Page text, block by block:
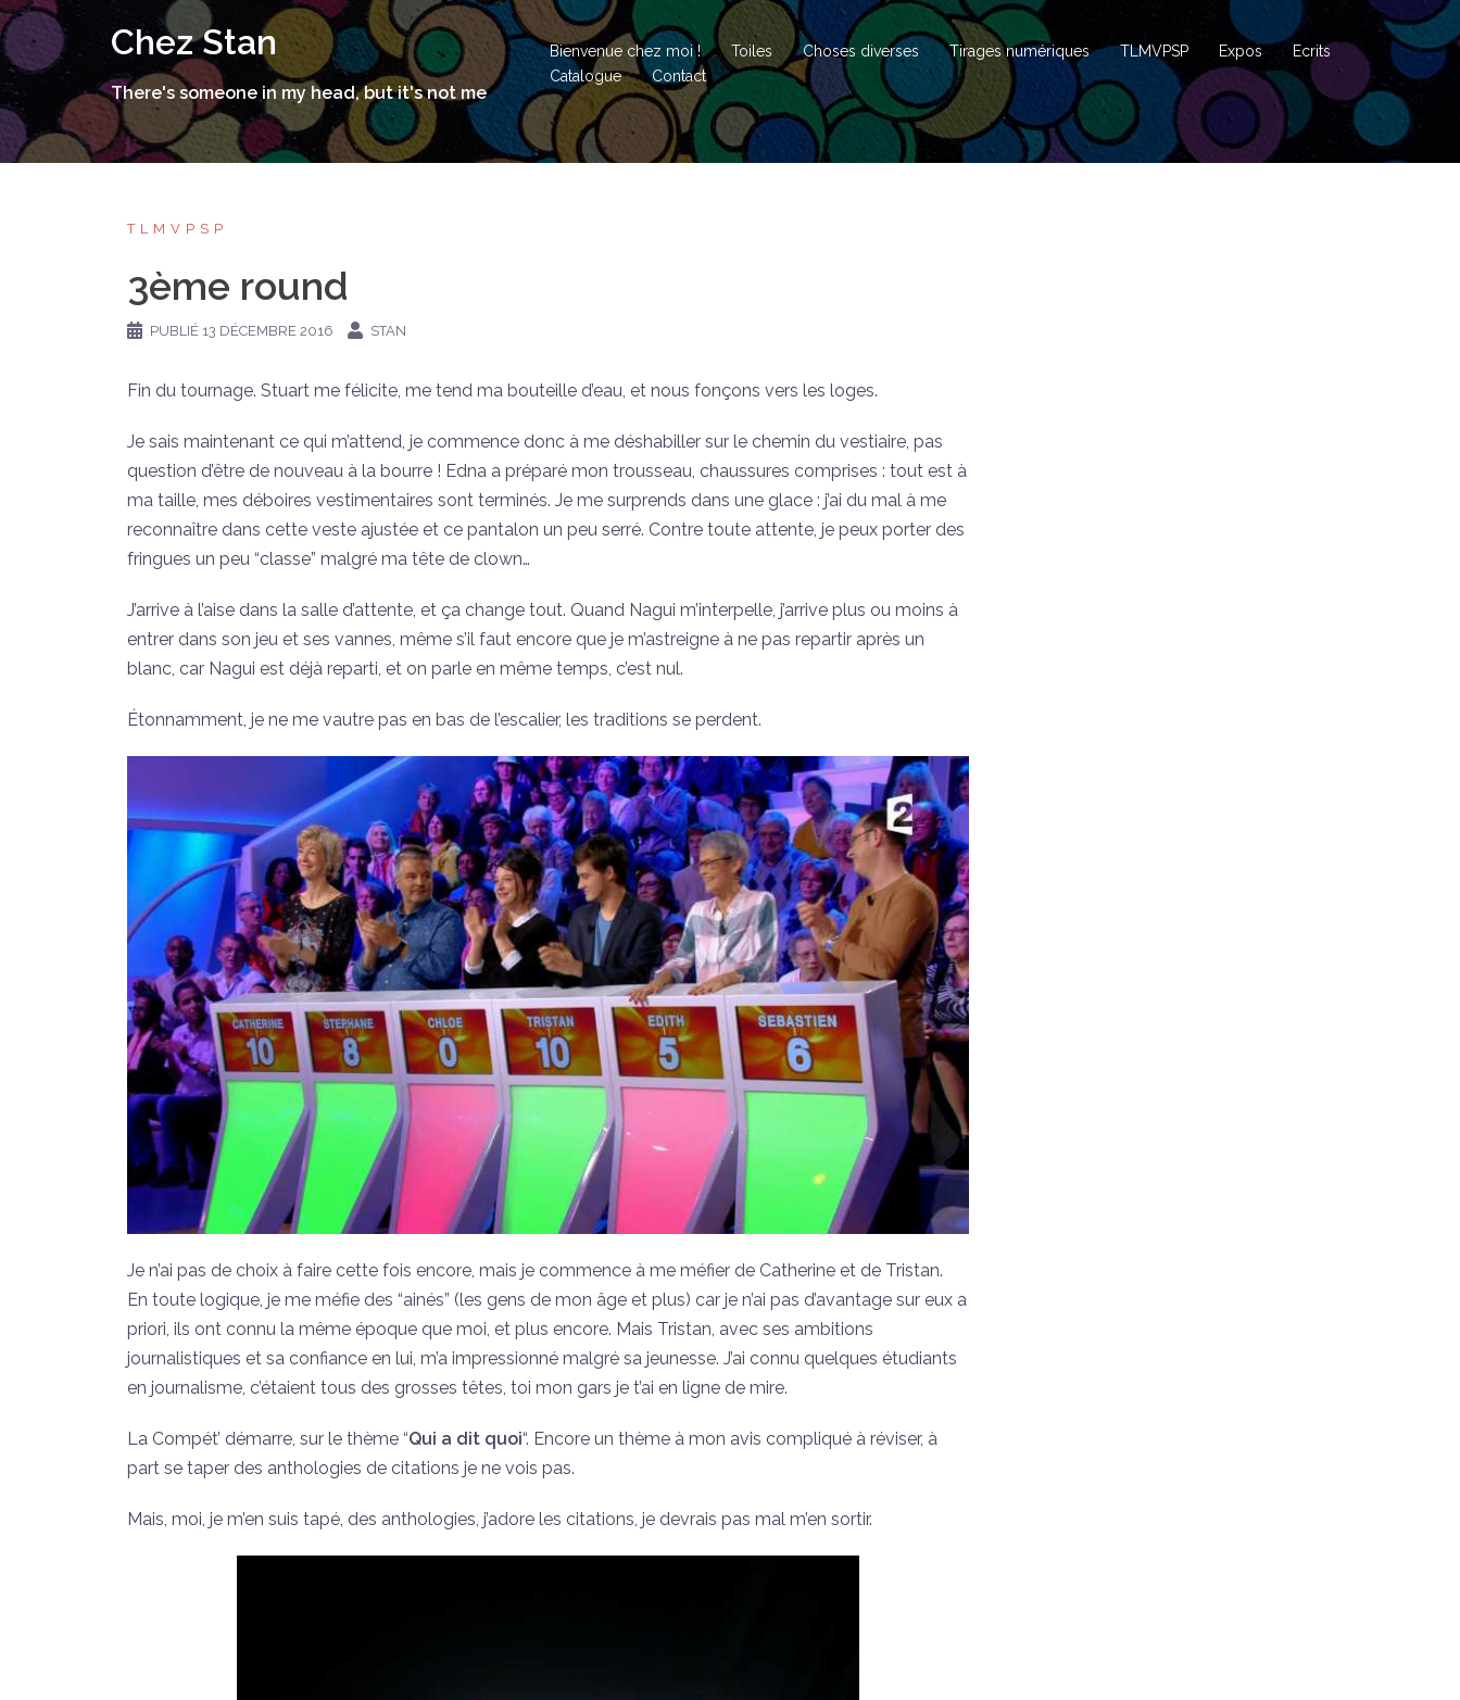
Aller
au
contenu
Chez Stan
There's someone in my head, but it's not me
Bienvenue chez moi ! Toiles Choses diverses Tirages numériques TLMVPSP Expos
Ecrits
Catalogue
Contact
TLMVPSP
3ème round
PUBLIÉ 13 DÉCEMBRE 2016 STAN
Fin du tournage. Stuart me félicite, me tend ma bouteille d’eau, et nous fonçons vers les loges.
Je sais maintenant ce qui m’attend, je commence donc à me déshabiller sur le chemin du vestiaire, pas
question d’être de nouveau à la bourre ! Edna a préparé mon trousseau, chaussures comprises : tout est à
ma taille, mes déboires vestimentaires sont terminés. Je me surprends dans une glace : j’ai du mal à me
reconnaître dans cette veste ajustée et ce pantalon un peu serré. Contre toute attente, je peux porter des
fringues un peu “classe” malgré ma tête de clown…
J’arrive à l’aise dans la salle d’attente, et ça change tout. Quand Nagui m’interpelle, j’arrive plus ou moins à
entrer dans son jeu et ses vannes, même s’il faut encore que je m’astreigne à ne pas repartir après un
blanc, car Nagui est déjà reparti, et on parle en même temps, c’est nul.
Étonnamment, je ne me vautre pas en bas de l’escalier, les traditions se perdent.
Je n’ai pas de choix à faire cette fois encore, mais je commence à me méfier de Catherine et de Tristan.
En toute logique, je me méfie des “ainés” (les gens de mon âge et plus) car je n’ai pas d’avantage sur eux a
priori, ils ont connu la même époque que moi, et plus encore. Mais Tristan, avec ses ambitions
journalistiques et sa confiance en lui, m’a impressionné malgré sa jeunesse. J’ai connu quelques étudiants
en journalisme, c’étaient tous des grosses têtes, toi mon gars je t’ai en ligne de mire.
La Compét’ démarre, sur le thème “Qui a dit quoi“. Encore un thème à mon avis compliqué à réviser, à
part se taper des anthologies de citations je ne vois pas.
Mais, moi, je m’en suis tapé, des anthologies, j’adore les citations, je devrais pas mal m’en sortir.